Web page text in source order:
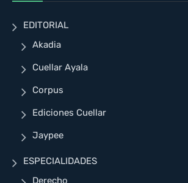
EDITORIAL
Akadia
Cuellar Ayala
Corpus
Ediciones Cuellar
Jaypee
ESPECIALIDADES
Derecho